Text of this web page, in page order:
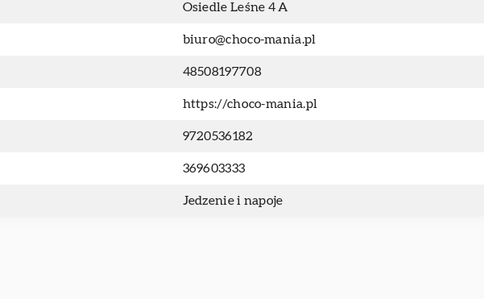
Osiedle Leśne 4 A
biuro@choco-mania.pl
48508197708
https://choco-mania.pl
9720536182
369603333
Jedzenie i napoje